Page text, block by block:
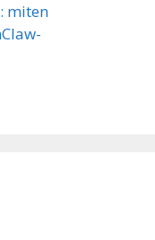
miten